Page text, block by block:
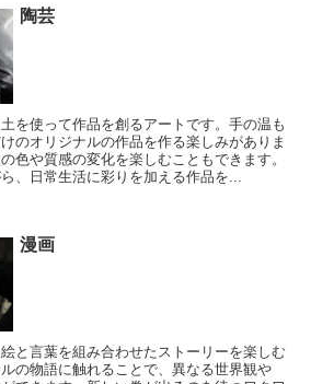
陶芸
を使って作品を創るアートです。手の温も
のオリジナルの作品を作る楽しみがありま
色や質感の変化を楽しむこともできます。
、日常生活に彩りを加える作品を...
漫画
と言葉を組み合わせたストーリーを楽しむ
の物語に触れることで、異なる世界観や